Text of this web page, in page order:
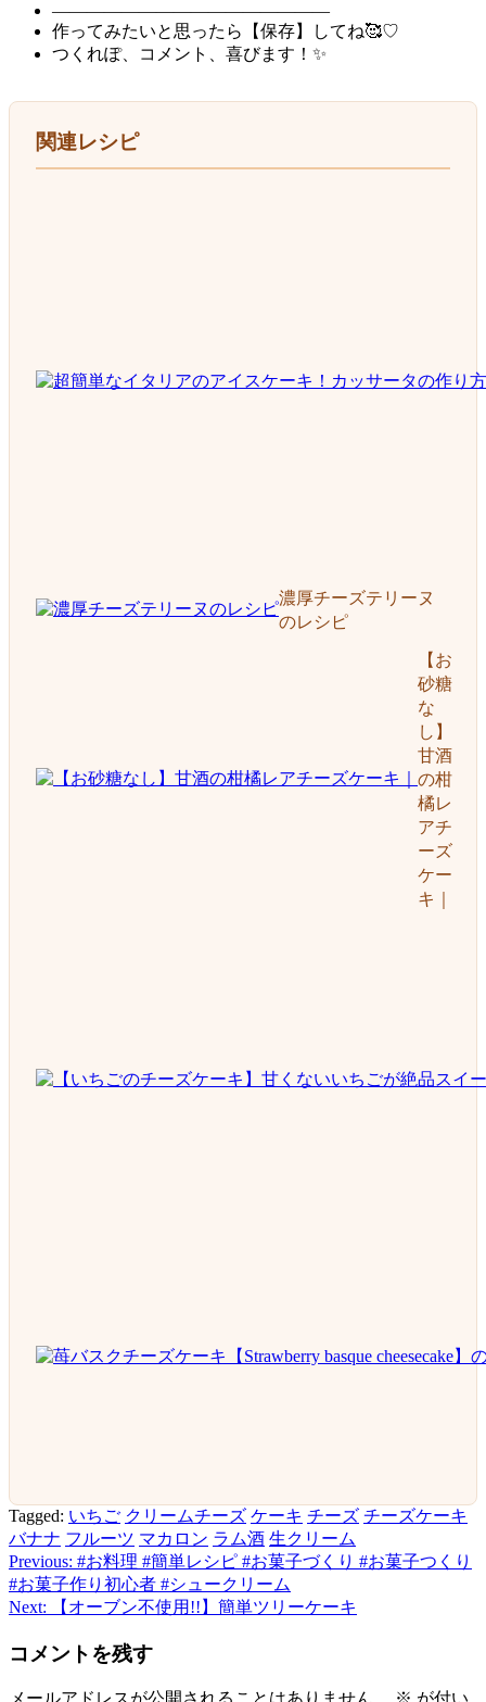
————————————————
作ってみたいと思ったら【保存】してね🥰♡
つくれぽ、コメント、喜びます！✨
関連レシピ
濃厚チーズテリーヌ
のレシピ
【お
砂糖
な
し】
甘酒
の柑
橘レ
アチ
ーズ
ケー
キ｜
Tagged: いちご クリームチーズ ケーキ チーズ チーズケーキ
バナナ フルーツ マカロン ラム酒 生クリーム
投
稿
ビ
Previous: #お料理 #簡単レシピ #お菓子づくり #お菓子つくり
#お菓子作り初心者 #シュークリーム
Next:
【オーブン不使用!!】簡単ツリーケーキ
コメントを残す